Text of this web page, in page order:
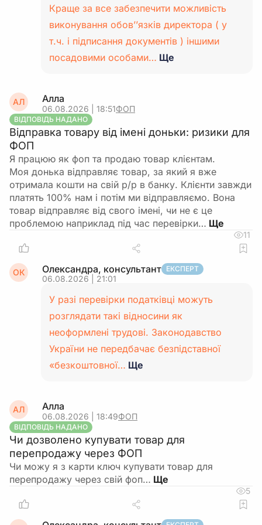
Краще за все забезпечити можливість
виконування обов’’язків директора ( у
т.ч. і підписання документів ) іншими
посадовими особами… Ще
АЛ Алла
06.08.2026 | 18:51ФОП
ВІДПОВІДЬ НАДАНО
Відправка товару від імені доньки: ризики для
ФОП
Я працюю як фоп та продаю товар клієнтам.
Моя донька відправляє товар, за який я вже
отримала кошти на свій р/р в банку. Клієнти завжди
платять 100% нам і потім ми відправляємо. Вона
товар відправляє від свого імені, чи не є це
проблемою наприклад під час перевірки…
11
ОК Олександра, консультант ЕКСПЕРТ
06.08.2026 | 21:01
У разі перевірки податківці можуть
розглядати такі відносини як
неоформлені трудові. Законодавство
України не передбачає безпідставної
«безкоштовної… Ще
АЛ Алла
06.08.2026 | 18:49ФОП
ВІДПОВІДЬ НАДАНО
Чи дозволено купувати товар для
перепродажу через ФОП
Чи можу я з карти ключ купувати товар для
перепродажу через свій фоп…
5